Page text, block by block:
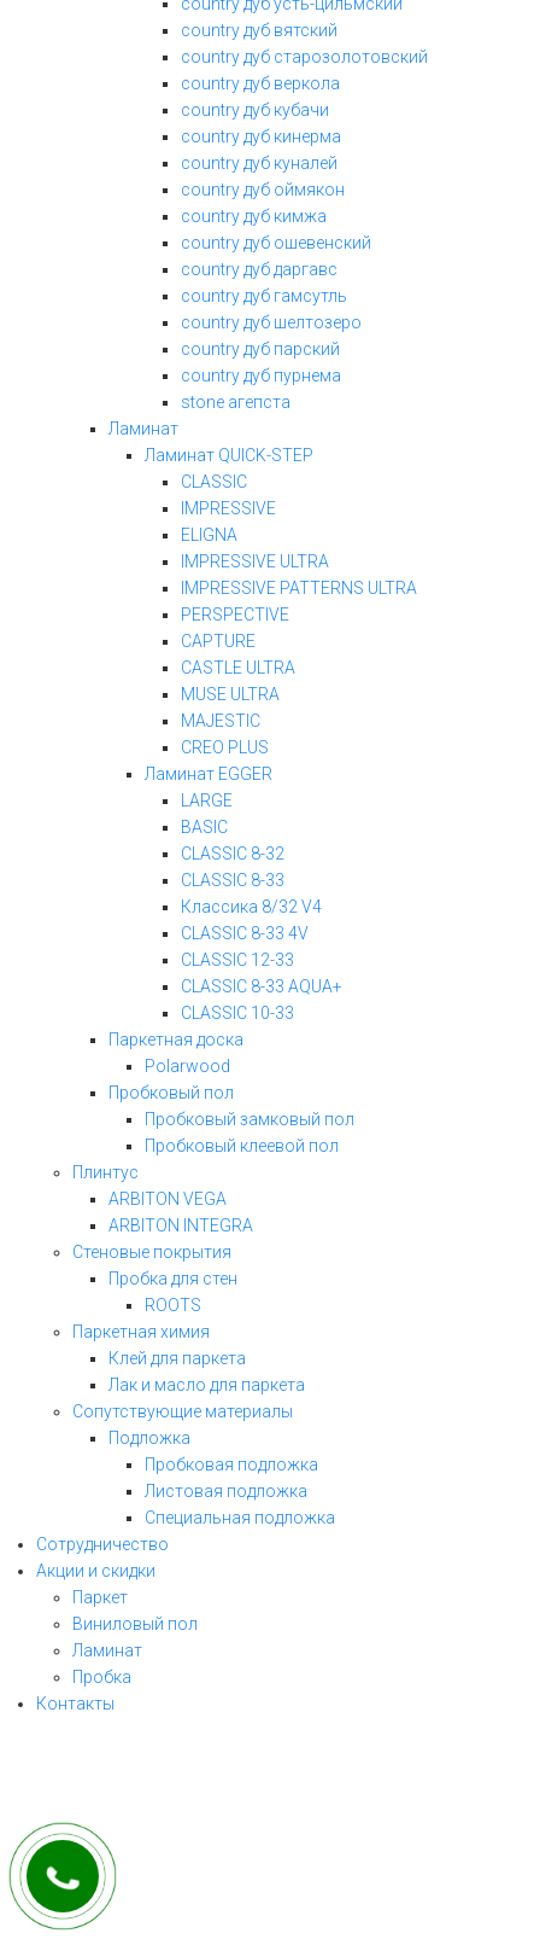
country дуб вятский
country дуб старозолотовский
country дуб веркола
country дуб кубачи
country дуб кинерма
country дуб куналей
country дуб оймякон
country дуб кимжа
country дуб ошевенский
country дуб даргавс
country дуб гамсутль
country дуб шелтозеро
country дуб парский
country дуб пурнема
stone агепста
Ламинат
Ламинат QUICK-STEP
CLASSIC
IMPRESSIVE
ELIGNA
IMPRESSIVE ULTRA
IMPRESSIVE PATTERNS ULTRA
PERSPECTIVE
CAPTURE
CASTLE ULTRA
MUSE ULTRA
MAJESTIC
CREO PLUS
Ламинат EGGER
LARGE
BASIC
CLASSIC 8-32
CLASSIC 8-33
Классика 8/32 V4
CLASSIC 8-33 4V
CLASSIC 12-33
CLASSIC 8-33 AQUA+
CLASSIC 10-33
Паркетная доска
Polarwood
Пробковый пол
Пробковый замковый пол
Пробковый клеевой пол
Плинтус
ARBITON VEGA
ARBITON INTEGRA
Стеновые покрытия
Пробка для стен
ROOTS
Паркетная химия
Клей для паркета
Лак и масло для паркета
Сопутствующие материалы
Подложка
Пробковая подложка
Листовая подложка
Специальная подложка
Сотрудничество
Акции и скидки
Паркет
Виниловый пол
Ламинат
Пробка
Контакты
заполните форму и мы свяжемся с Вами